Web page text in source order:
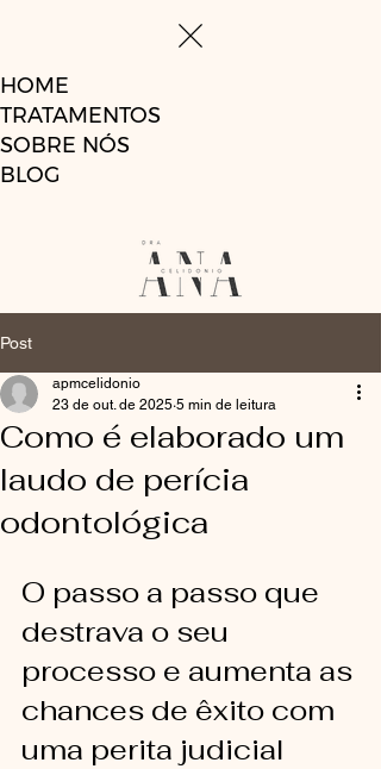
HOME
TRATAMENTOS
SOBRE NÓS
BLOG
Post
Como é elaborado um
laudo de perícia
odontológica
apmcelidonio
23 de out. de 2025 5 min de leitura
O passo a passo que
destrava o seu
processo e aumenta as
chances de êxito com
uma perita judicial